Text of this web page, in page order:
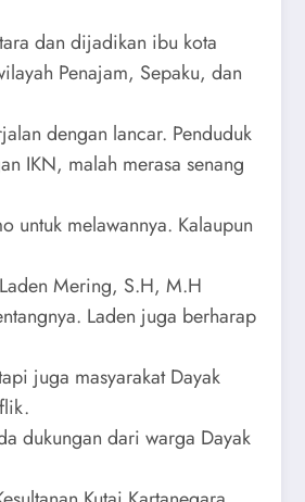
dan dijadikan ibu kota
Penajam, Sepaku, dan
dengan lancar. Penduduk
IKN, malah merasa senang
untuk melawannya. Kalaupun
Mering, S.H, M.H
Laden juga berharap
juga masyarakat Dayak
dukungan dari warga Dayak